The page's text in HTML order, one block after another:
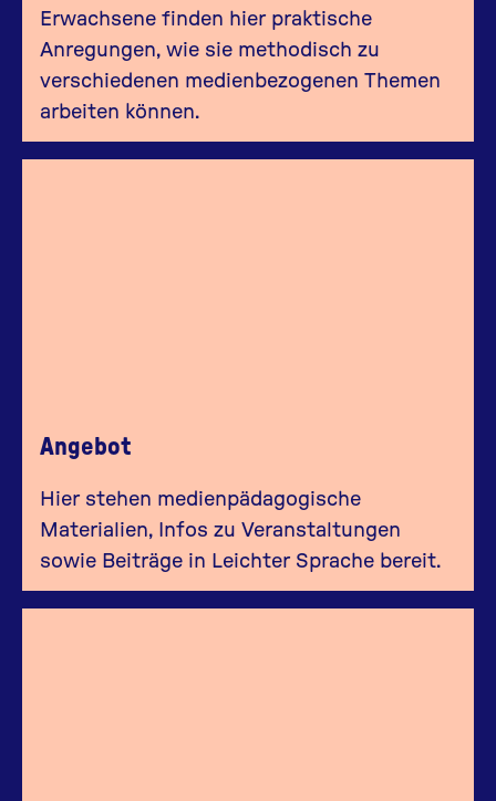
Erwachsene finden hier praktische
Anregungen, wie sie methodisch zu
verschiedenen medienbezogenen Themen
arbeiten können.
Angebot
Hier stehen medienpädagogische
Materialien, Infos zu Veranstaltungen
sowie Beiträge in Leichter Sprache bereit.